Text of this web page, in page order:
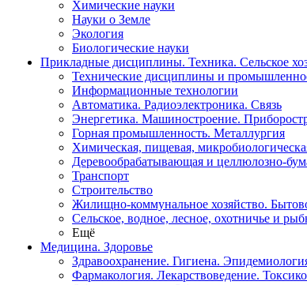
Химические науки
Науки о Земле
Экология
Биологические науки
Прикладные дисциплины. Техника. Сельское
Технические дисциплины и
Информационные технологии
Автоматика. Радиоэлектроника. Связь
Энергетика. Машиностроение.
Горная промышленность. Металлургия
Химическая, пищевая,
Деревообрабатывающая и целлюлозно-
Транспорт
Строительство
Жилищно-коммунальное хозяйство.
Сельское, водное, лесное, охотничье и
Ещё
Медицина. Здоровье
Здравоохранение. Гигиена.
Фармакология. Лекарствоведение.